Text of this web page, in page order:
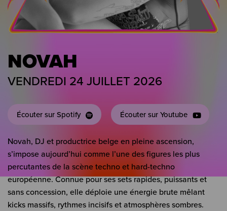
NOVAH
VENDREDI 24 JUILLET 2026
Écouter sur Spotify Écouter sur Youtube
Novah, DJ et productrice belge en pleine ascension,
s’impose aujourd’hui comme l’une des figures les plus
percutantes de la scène techno et hard-techno
européenne. Connue pour ses sets rapides, puissants et
sans concession, elle déploie une énergie brute mêlant
kicks massifs, rythmes incisifs et atmosphères sombres.